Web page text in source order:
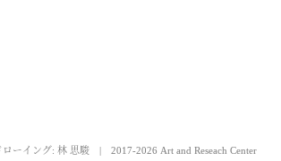
ローイング: 林 思駿 2017-2026 Art and Reseach Center